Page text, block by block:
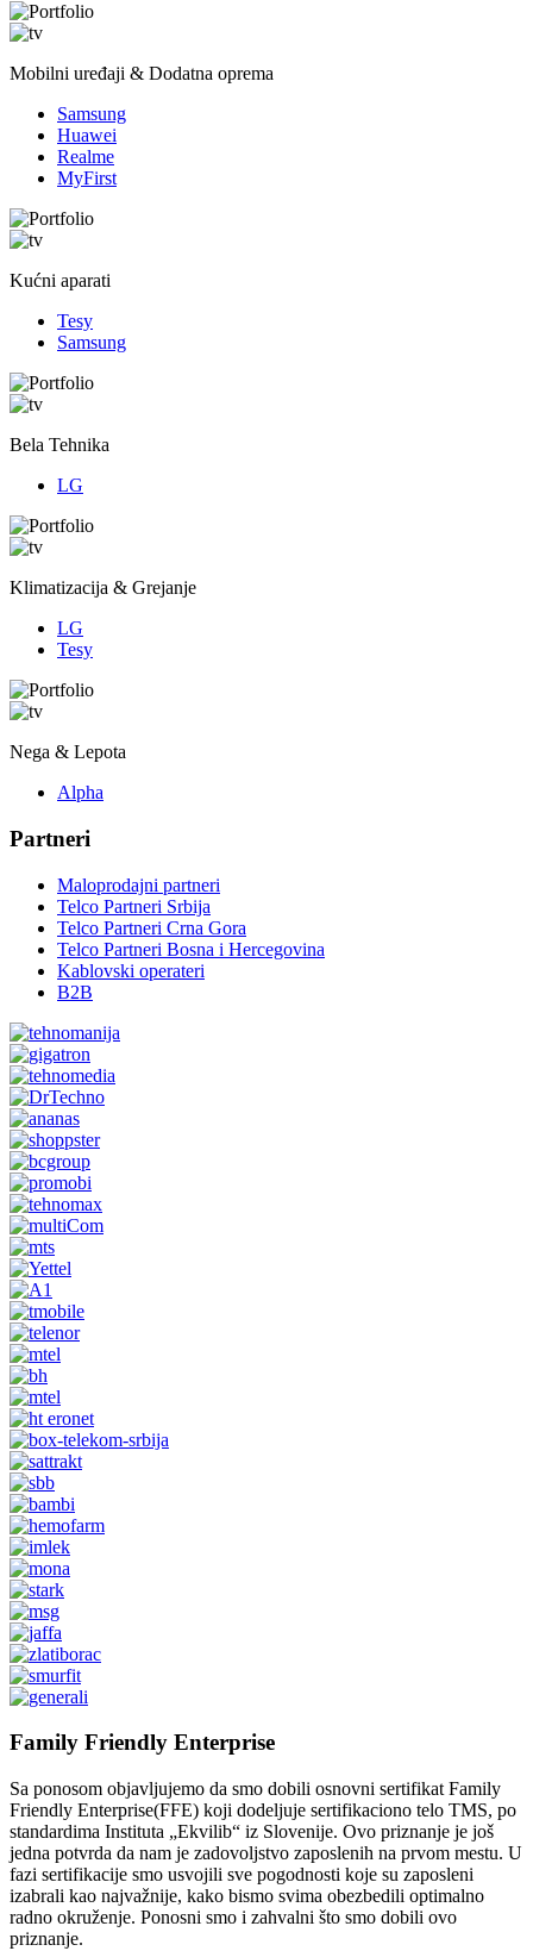
Mobilni uređaji & Dodatna oprema
Samsung
Huawei
Realme
MyFirst
Kućni aparati
Tesy
Samsung
Bela Tehnika
LG
Klimatizacija & Grejanje
LG
Tesy
Nega & Lepota
Alpha
Partneri
Maloprodajni partneri
Telco Partneri Srbija
Telco Partneri Crna Gora
Telco Partneri Bosna i Hercegovina
Kablovski operateri
B2B
Family Friendly Enterprise
Sa ponosom objavljujemo da smo dobili osnovni sertifikat Family
Friendly Enterprise(FFE) koji dodeljuje sertifikaciono telo TMS, po
standardima Instituta „Ekvilib“ iz Slovenije. Ovo priznanje je još
jedna potvrda da nam je zadovoljstvo zaposlenih na prvom mestu. U
fazi sertifikacije smo usvojili sve pogodnosti koje su zaposleni
izabrali kao najvažnije, kako bismo svima obezbedili optimalno
radno okruženje. Ponosni smo i zahvalni što smo dobili ovo
priznanje.